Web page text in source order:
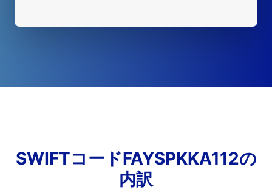
SWIFTコードFAYSPKKA112の
内訳